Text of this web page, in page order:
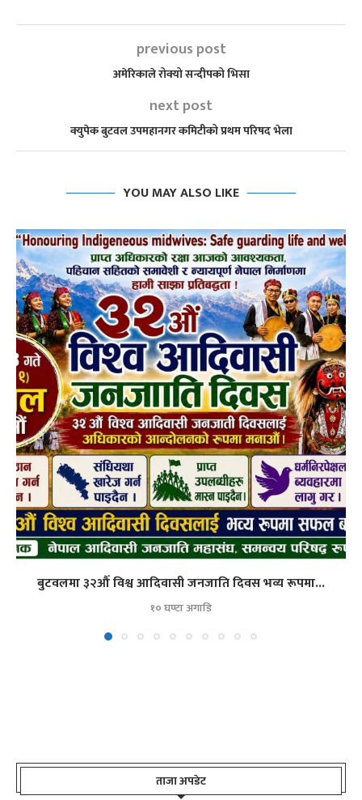
previous post
अमेरिकाले रोक्यो सन्दीपको भिसा
next post
क्युपेक बुटवल उपमहानगर कमिटीको प्रथम परिषद भेला
YOU MAY ALSO LIKE
बुटवलमा ३२औँ विश्व आदिवासी जनजाति दिवस भव्य रूपमा...
१० घण्टा अगाडि
ताजा अपडेट